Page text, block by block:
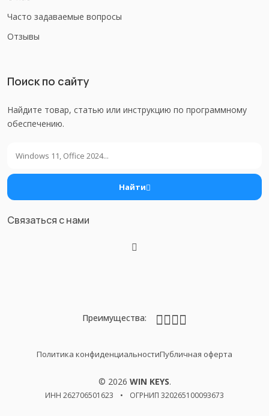
Часто задаваемые вопросы
Отзывы
Поиск по сайту
Найдите товар, статью или инструкцию по программному
обеспечению.
Найти
Связаться с нами
Преимущества:
Политика конфиденциальностиПубличная оферта
© 2026 WIN KEYS.
ИНН 262706501623 • ОГРНИП 320265100093673